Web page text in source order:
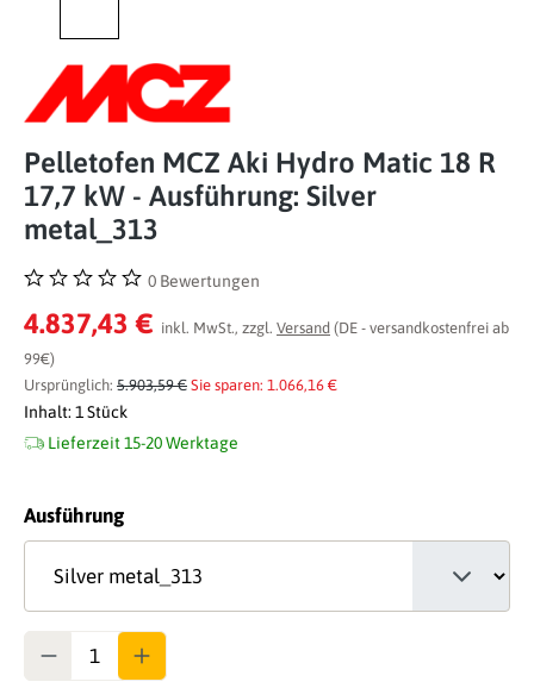
Pelletofen MCZ Aki Hydro Matic 18 R
17,7 kW - Ausführung: Silver
metal_313
Durchschnittliche Bewertung von 0 von 5 Sternen
0 Bewertungen
4.837,43 € inkl. MwSt., zzgl. Versand (DE - versandkostenfrei ab
99€)
Ursprünglich: 5.903,59 € Sie sparen: 1.066,16 €
Inhalt: 1 Stück
Lieferzeit 15-20 Werktage
Ausführungauswählen